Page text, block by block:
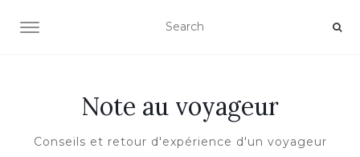
OUVRIR/FERMER LA NAVIGATION
Note au voyageur
Conseils et retour d'expérience d'un voyageur